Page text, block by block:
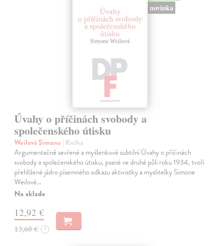
novinka
Úvahy o příčinách svobody a
společenského útisku
Weilová Simone | Kniha
Argumentačně sevřené a myšlenkově subtilní Úvahy o příčinách
svobody a společenského útisku, psané ve druhé půli roku 1934, tvoří
přehlížené jádro písemného odkazu aktivistky a myslitelky Simone
Weilové…
Na sklade
12,92 €
13,60 € ?